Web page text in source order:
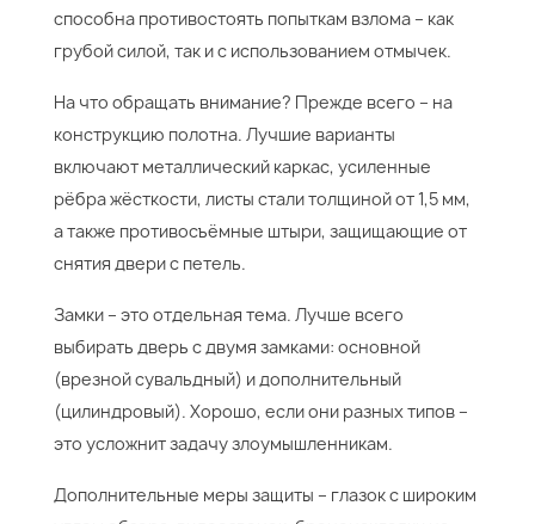
способна противостоять попыткам взлома – как
грубой силой, так и с использованием отмычек.
На что обращать внимание? Прежде всего – на
конструкцию полотна. Лучшие варианты
включают металлический каркас, усиленные
рёбра жёсткости, листы стали толщиной от 1,5 мм,
а также противосъёмные штыри, защищающие от
снятия двери с петель.
Замки – это отдельная тема. Лучше всего
выбирать дверь с двумя замками: основной
(врезной сувальдный) и дополнительный
(цилиндровый). Хорошо, если они разных типов –
это усложнит задачу злоумышленникам.
Дополнительные меры защиты – глазок с широким